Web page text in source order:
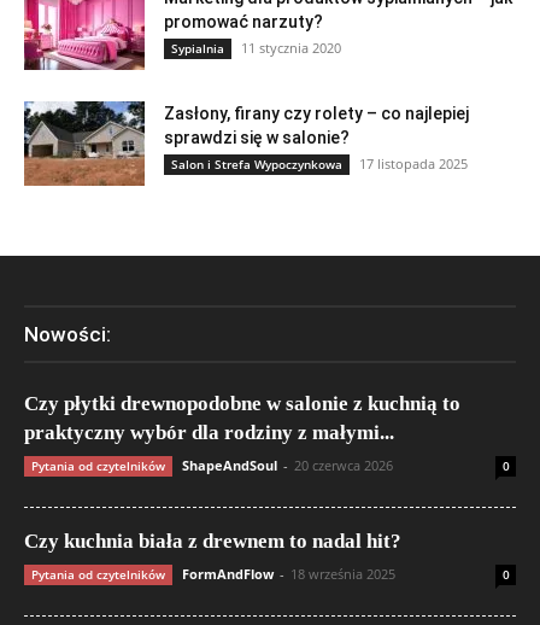
promować narzuty?
Sypialnia 11 stycznia 2020
Zasłony, firany czy rolety – co najlepiej
sprawdzi się w salonie?
Salon i Strefa Wypoczynkowa 17 listopada 2025
Nowości:
Czy płytki drewnopodobne w salonie z kuchnią to
praktyczny wybór dla rodziny z małymi...
Pytania od czytelników ShapeAndSoul - 20 czerwca 2026 0
Czy kuchnia biała z drewnem to nadal hit?
Pytania od czytelników FormAndFlow - 18 września 2025 0